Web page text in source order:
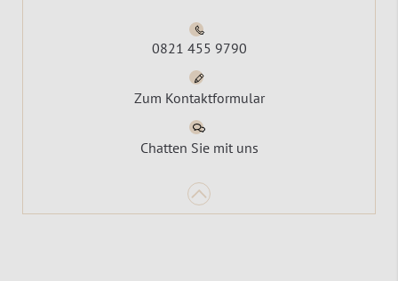
0821 455 9790
Zum Kontaktformular
Chatten Sie mit uns